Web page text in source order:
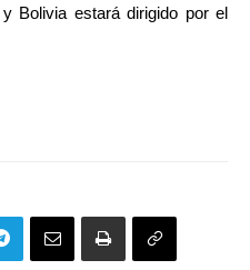
Bolivia estará dirigido por el